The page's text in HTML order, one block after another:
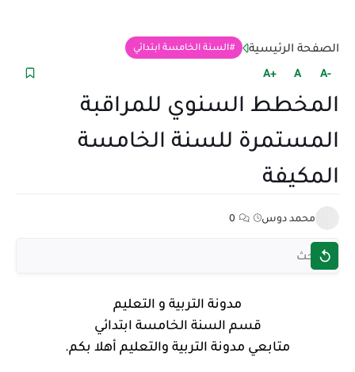
الصفحة الرئيسية السنة الخامسة ابتدائي
+A A -A
المخطط السنوي للمراقبة
المستمرة للسنة الخامسة
المكيفة
محمد دوس 0
مدونة التربية و التعليم
قسم السنة الخامسة ابتدائي
متابعي مدونة التربية والتعليم أهلا بكم.